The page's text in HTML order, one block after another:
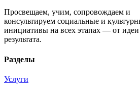
Просвещаем, учим, сопровождаем и
консультируем социальные и
инициативы на всех этапах — от
результата.
Разделы
Услуги